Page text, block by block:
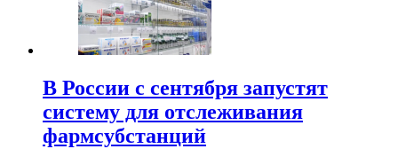
В России с сентября запустят
систему для отслеживания
фармсубстанций